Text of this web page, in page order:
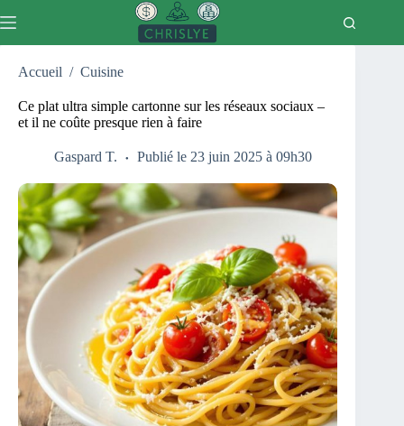
au
Accueil / Cuisine
Ce plat ultra simple cartonne sur les réseaux sociaux –
et il ne coûte presque rien à faire
Gaspard T. Publié le 23 juin 2025 à 09h30